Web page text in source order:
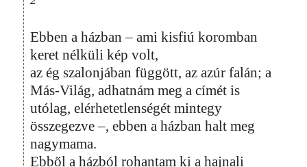
Ebben a házban – ami kisfiú koromban
keret nélküli kép volt,
az ég szalonjában függött, az azúr falán; a
Más-Világ, adhatnám meg a címét is
utólag, elérhetetlenségét mintegy
összegezve –, ebben a házban halt meg
nagymama.
Ebből a házból rohantam ki a hajnali